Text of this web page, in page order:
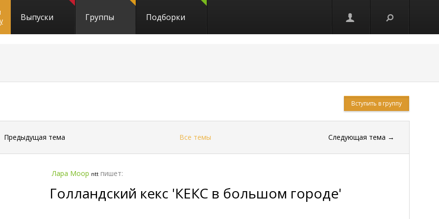
Выпуски Группы Подборки
Вступить в группу
Предыдущая тема Все темы Следующая тема →
Лара Моор ntt пишет:
Голландский кекс 'КЕКС в большом городе'